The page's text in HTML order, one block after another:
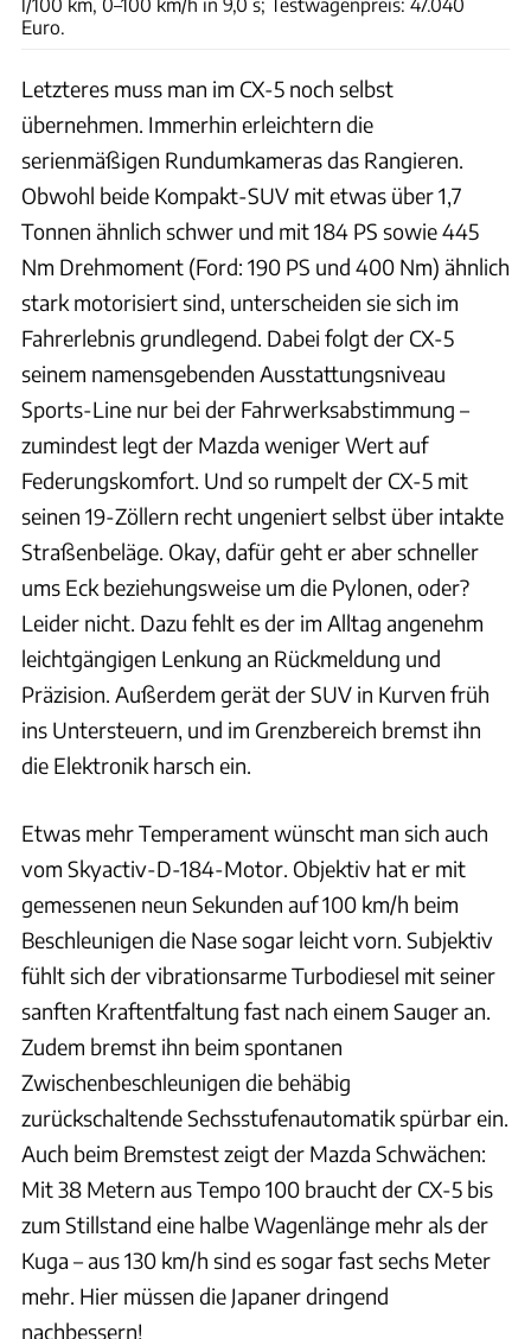
Euro.
Letzteres muss man im CX-5 noch selbst
übernehmen. Immerhin erleichtern die
serienmäßigen Rundumkameras das Rangieren.
Obwohl beide Kompakt-SUV mit etwas über 1,7
Tonnen ähnlich schwer und mit 184 PS sowie 445
Nm Drehmoment (Ford: 190 PS und 400 Nm) ähnlich
stark motorisiert sind, unterscheiden sie sich im
Fahrerlebnis grundlegend. Dabei folgt der CX-5
seinem namensgebenden Ausstattungsniveau
Sports-Line nur bei der Fahrwerksabstimmung –
zumindest legt der Mazda weniger Wert auf
Federungskomfort. Und so rumpelt der CX-5 mit
seinen 19-Zöllern recht ungeniert selbst über intakte
Straßenbeläge. Okay, dafür geht er aber schneller
ums Eck beziehungsweise um die Pylonen, oder?
Leider nicht. Dazu fehlt es der im Alltag angenehm
leichtgängigen Lenkung an Rückmeldung und
Präzision. Außerdem gerät der SUV in Kurven früh
ins Untersteuern, und im Grenzbereich bremst ihn
die Elektronik harsch ein.
Etwas mehr Temperament wünscht man sich auch
vom Skyactiv-D-184-Motor. Objektiv hat er mit
gemessenen neun Sekunden auf 100 km/h beim
Beschleunigen die Nase sogar leicht vorn. Subjektiv
fühlt sich der vibrationsarme Turbodiesel mit seiner
sanften Kraftentfaltung fast nach einem Sauger an.
Zudem bremst ihn beim spontanen
Zwischenbeschleunigen die behäbig
zurückschaltende Sechsstufenautomatik spürbar ein.
Auch beim Bremstest zeigt der Mazda Schwächen:
Mit 38 Metern aus Tempo 100 braucht der CX-5 bis
zum Stillstand eine halbe Wagenlänge mehr als der
Kuga – aus 130 km/h sind es sogar fast sechs Meter
mehr. Hier müssen die Japaner dringend
nachbessern!